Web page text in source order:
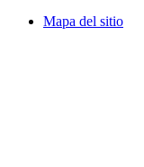
Mapa del sitio